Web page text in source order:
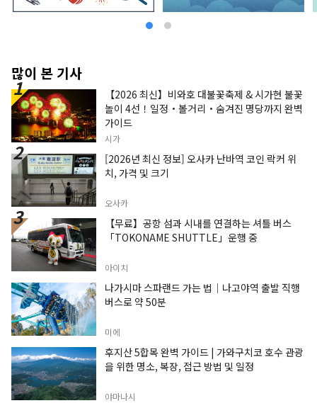
많이 본 기사
【2026 최신】비와호 대불꽃축제 & 시가현 불꽃
놀이 4선！일정・볼거리・숨겨진 명당까지 완벽
가이드
시가
[2026년 최신 정보] 오사카 난바역 코인 락커 위
치, 가격 및 크기
오사카
【무료】공항 섬과 시내를 연결하는 셔틀 버스
「TOKONAME SHUTTLE」운행 중
아이치
나가시마 스파랜드 가는 법｜나고야역 출발 직행
버스로 약 50분
미에
후지산 5합목 완벽 가이드 | 가와구치코 호수 관광
을 위한 명소, 복장, 접근 방법 및 일정
야마나시